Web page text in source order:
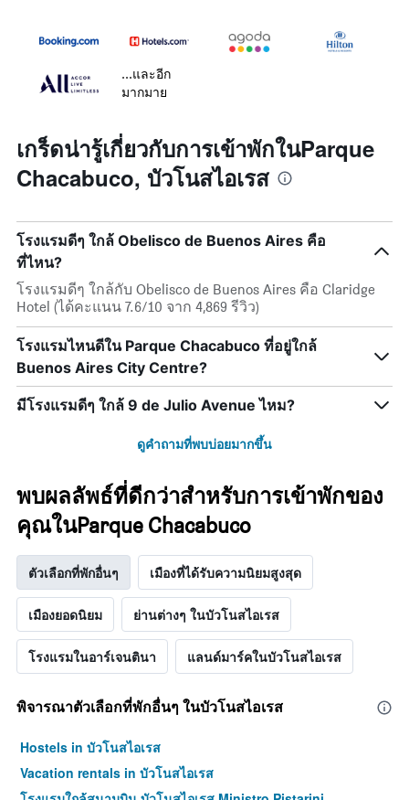
...และอีก
มากมาย
เกร็ดน่ารู้เกี่ยวกับการเข้าพักในParque
Chacabuco, บัวโนสไอเรส
โรงแรมดีๆ ใกล้ Obelisco de Buenos Aires คือ
ที่ไหน?
โรงแรมดีๆ ใกล้กับ Obelisco de Buenos Aires คือ Claridge
Hotel (ได้คะแนน 7.6/10 จาก 4,869 รีวิว)
โรงแรมไหนดีใน Parque Chacabuco ที่อยู่ใกล้
Buenos Aires City Centre?
มีโรงแรมดีๆ ใกล้ 9 de Julio Avenue ไหม?
ดูคำถามที่พบบ่อยมากขึ้น
พบผลลัพธ์ที่ดีกว่าสำหรับการเข้าพักของ
คุณในParque Chacabuco
ตัวเลือกที่พักอื่นๆ เมืองที่ได้รับความนิยมสูงสุด
เมืองยอดนิยม ย่านต่างๆ ในบัวโนสไอเรส
โรงแรมในอาร์เจนตินา แลนด์มาร์คในบัวโนสไอเรส
พิจารณาตัวเลือกที่พักอื่นๆ ในบัวโนสไอเรส
Hostels in บัวโนสไอเรส
Vacation rentals in บัวโนสไอเรส